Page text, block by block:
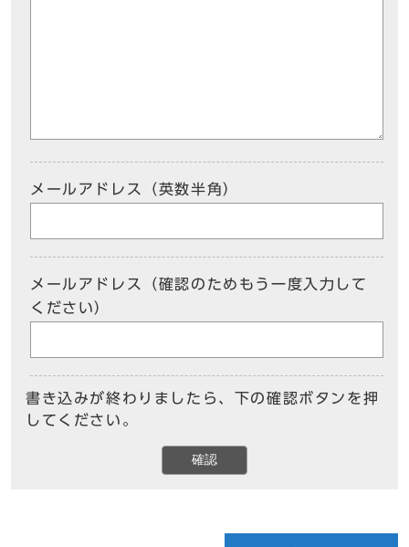
メールアドレス（英数半角）
メールアドレス（確認のためもう一度入力して
ください）
書き込みが終わりましたら、下の確認ボタンを押
してください。
確認